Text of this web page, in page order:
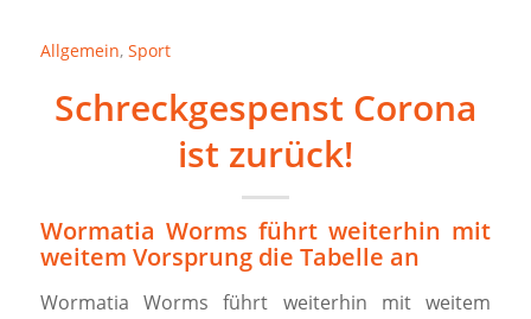
Allgemein, Sport
Schreckgespenst Corona
ist zurück!
Wormatia Worms führt weiterhin mit
weitem Vorsprung die Tabelle an
Wormatia Worms führt weiterhin mit weitem